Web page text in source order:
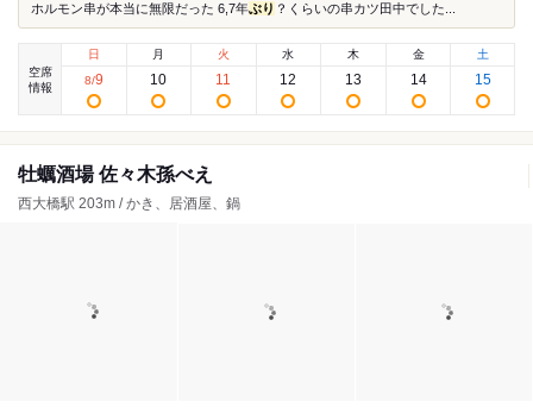
ホルモン串が本当に無限だった 6,7年ぶり ？くらいの串カツ田中でした...
空席
情報
日
8/9
月
10
火
11
水
12
木
13
金
14
土
15
牡蠣酒場 佐々木孫べえ
西大橋駅 203m / かき、居酒屋、鍋